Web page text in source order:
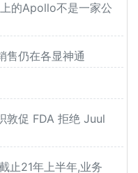
的Apollo不是一家公
售仍在各显神通
敦促 FDA 拒绝 Juul
止21年上半年,业务